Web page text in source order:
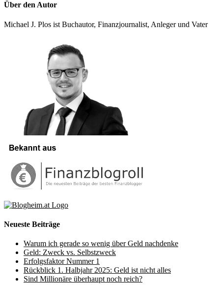
Über den Autor
Michael J. Plos ist Buchautor, Finanzjournalist, Anleger und Vater
Neueste Beiträge
Warum ich gerade so wenig über Geld nachdenke
Geld: Zweck vs. Selbstzweck
Erfolgsfaktor Nummer 1
Rückblick 1. Halbjahr 2025: Geld ist nicht alles
Sind Millionäre überhaupt noch reich?